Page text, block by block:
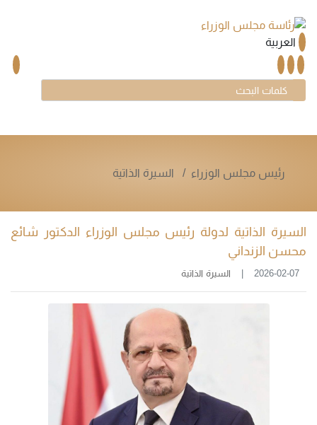
العربية
رئيس مجلس الوزراء السيرة الذاتية
السيرة الذاتية لدولة رئيس مجلس الوزراء الدكتور شائع
محسن الزنداني
2026-02-07 السيرة الذاتية